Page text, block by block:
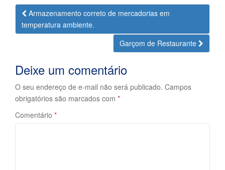
Navegação
da
Postagem
Armazenamento correto de mercadorias em
temperatura ambiente.
Garçom de Restaurante
Deixe um comentário
O seu endereço de e-mail não será publicado. Campos
obrigatórios são marcados com *
Comentário *